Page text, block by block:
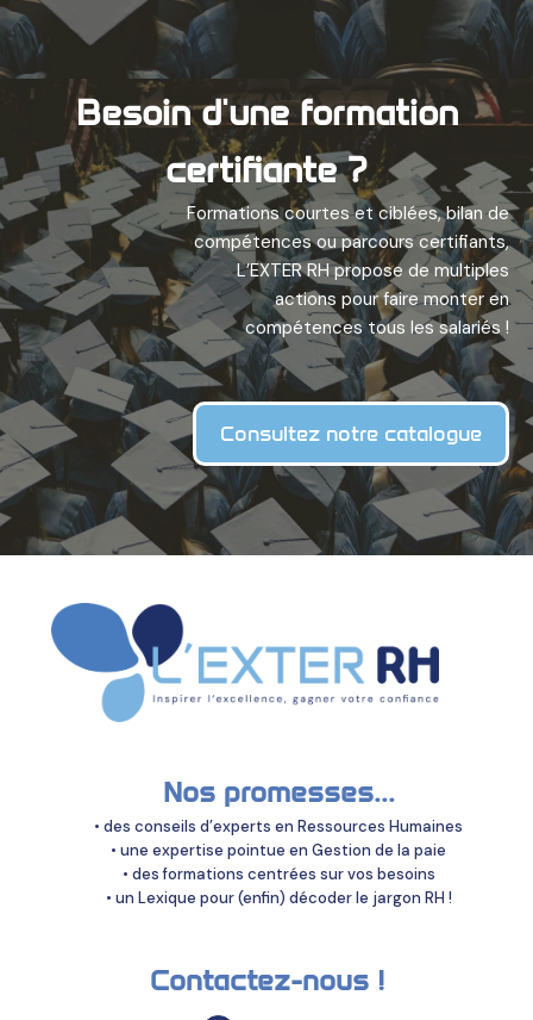
Besoin d'une formation
certifiante ?
Formations courtes et ciblées, bilan de
compétences ou parcours certifiants,
L’EXTER RH propose de multiples
actions pour faire monter en
compétences tous les salariés !
Consultez notre catalogue
Nos promesses...
• des conseils d’experts en Ressources Humaines
• une expertise pointue en Gestion de la paie
• des formations centrées sur vos besoins
• un Lexique pour (enfin) décoder le jargon RH !
Contactez-nous !